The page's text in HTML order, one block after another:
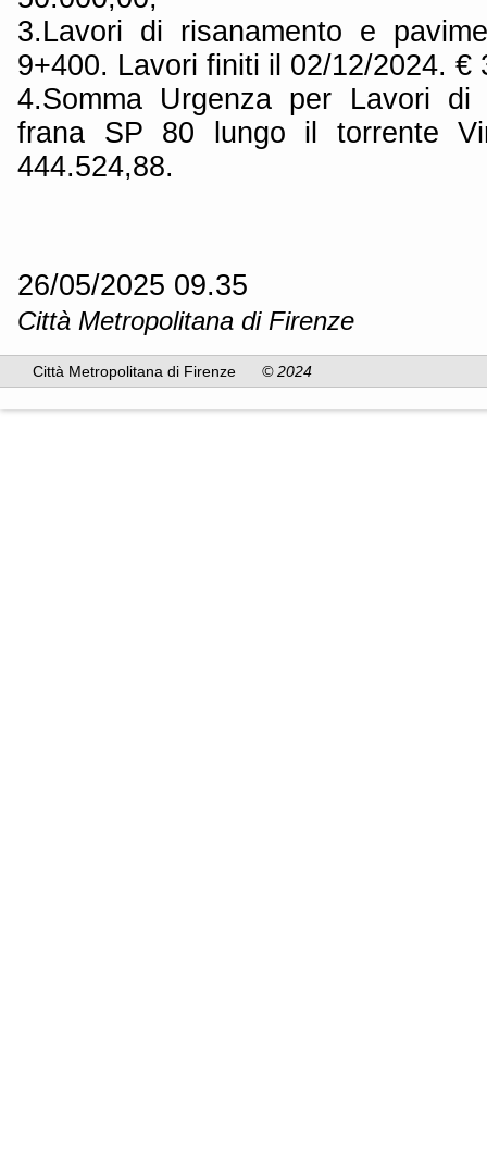
3.Lavori di risanamento e
9+400. Lavori finiti il 02/12/2024. €
4.Somma Urgenza per Lavori
frana SP 80 lungo il torrente
444.524,88.
26/05/2025 09.35
Città Metropolitana di Firenze
Città Metropolitana di Firenze © 2024